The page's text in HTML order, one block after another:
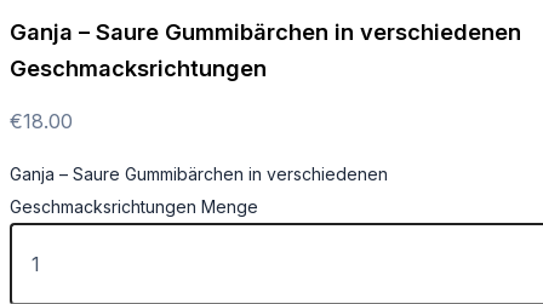
Ganja – Saure Gummibärchen in verschiedenen
Geschmacksrichtungen
€18.00
Ganja – Saure Gummibärchen in verschiedenen
Geschmacksrichtungen Menge